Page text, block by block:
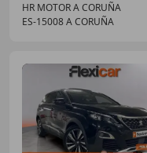
HR MOTOR A CORUÑA
ES-15008 A CORUÑA